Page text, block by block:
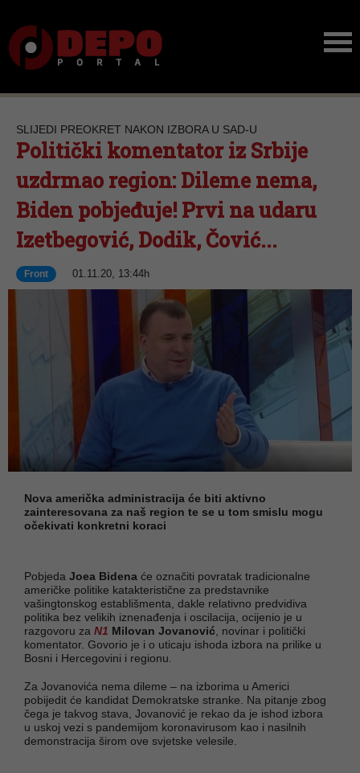
SLIJEDI PREOKRET NAKON IZBORA U SAD-U
Politički komentator iz Srbije
uzdrmao region: Dileme nema,
Biden pobjeđuje! Prvi na udaru
Izetbegović, Dodik, Čović...
Front 01.11.20, 13:44h
Nova američka administracija će biti aktivno
zainteresovana za naš region te se u tom smislu mogu
očekivati konkretni koraci
Pobjeda Joea Bidena će označiti povratak tradicionalne
američke politike katakteristične za predstavnike
vašingtonskog establišmenta, dakle relativno predvidiva
politika bez velikih iznenađenja i oscilacija, ocijenio je u
razgovoru za N1 Milovan Jovanović , novinar i politički
komentator. Govorio je i o uticaju ishoda izbora na prilike u
Bosni i Hercegovini i regionu.
Za Jovanovića nema dileme – na izborima u Americi
pobijedit će kandidat Demokratske stranke. Na pitanje zbog
čega je takvog stava, Jovanović je rekao da je ishod izbora
u uskoj vezi s pandemijom koronavirusom kao i nasilnih
demonstracija širom ove svjetske velesile.